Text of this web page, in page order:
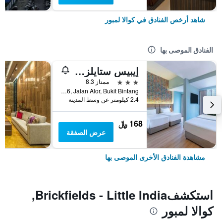
شاهد أرخص الفنادق في كوالا لمبور
الفنادق الموصى بها
إيبيس ستايلز كوالا لمبور بوكيت بينتانج
3 نجوم
ممتاز 8.3
No.16, Jalan Alor, Bukit Bintang, كوالا لمبور, ماليزيا
2.4 كيلومتر عن وسط المدينة
168 ﷼
عرض الصفقة
مشاهدة الفنادق الأخرى الموصى بها
استكشفBrickfields - Little India,
كوالا لمبور